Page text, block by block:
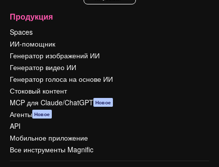
Продукция
Spaces
ИИ-помощник
Генератор изображений ИИ
Генератор видео ИИ
Генератор голоса на основе ИИ
Стоковый контент
MCP для Claude/ChatGPT Новое
Агенты Новое
API
Мобильное приложение
Все инструменты Magnific